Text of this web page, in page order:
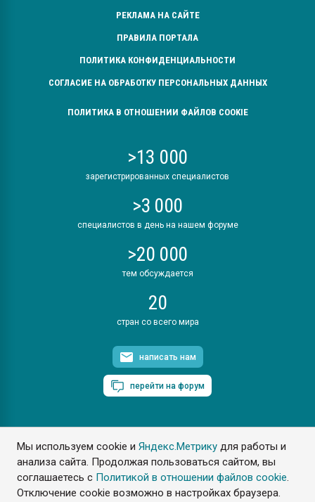
Мы используем cookie иЯндекс.Метрику для работы и
анализа сайта. Продолжая пользоваться сайтом, вы
соглашаетесь с Политикой в отношении файлов cookie.
Отключение cookie возможно в настройках браузера.
РЕКЛАМА НА САЙТЕ
ПРАВИЛА ПОРТАЛА
ПОЛИТИКА КОНФИДЕНЦИАЛЬНОСТИ
СОГЛАСИЕ НА ОБРАБОТКУ ПЕРСОНАЛЬНЫХ ДАННЫХ
ПОЛИТИКА В ОТНОШЕНИИ ФАЙЛОВ COOKIE
>13 000
зарегистрированных специалистов
>3 000
специалистов в день на нашем форуме
>20 000
тем обсуждается
20
стран со всего мира
написать нам
перейти на форум
ПластЭксперт © 2006. Все права защищены
Разрешается копирование материалов сайта с обязательной
ссылкой на www.e-plastic.ru
Разработка сайта